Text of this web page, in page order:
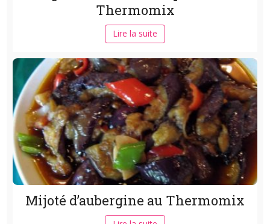
Thermomix
Lire la suite
Mijoté d’aubergine au Thermomix